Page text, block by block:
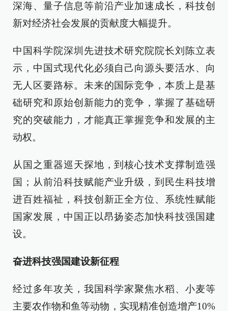
深海、量子信息等前沿产业加速成长，科技创
新对经济社会发展的贡献度大幅提升。
中国科学院深圳先进技术研究院院长刘陈立表
示，中国式现代化必须自己向源头要活水、向
无人区要路标。未来的国际竞争，本质上是基
础研究和原始创新能力的竞争，掌握了基础研
究的突破能力，才能真正掌握竞争和发展的主
动权。
从国之重器巡天探地，到核心技术支撑制造强
国；从前沿科技赋能产业升级，到民生科技增
进百姓福祉，科技创新正全方位、系统性赋能
国家发展，中国正以昂扬姿态加快科技强国建
设。
奋进科技强国建设新征程
经过多年攻关，我国科学家聚焦水稻、小麦等
主要农作物和鱼等动物，实现精准创造增产10%